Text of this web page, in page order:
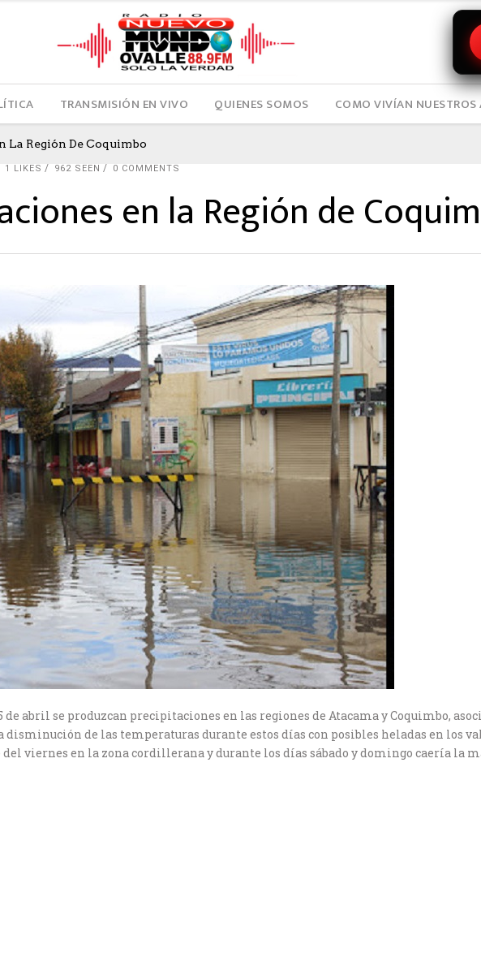
TRANSMISIÓN EN VIVO QUIENES SOMOS COMO VIVÍAN
La Región De Coquimbo
1 LIKES 962 SEEN 0 COMMENTS
en la Región de
de abril se produzcan precipitaciones en las regiones de Atacama y Coquimbo,
disminución de las temperaturas durante estos días con posibles heladas en los
viernes en la zona cordillerana y durante los días sábado y domingo caería la